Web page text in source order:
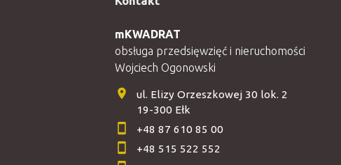
mKWADRAT
obsługa przedsięwzięć i nieruchomości
Wojciech Ogonowski
ul. Elizy Orzeszkowej 30 lok. 2
19-300 Ełk
+48 87 610 85 00
+48 515 522 552